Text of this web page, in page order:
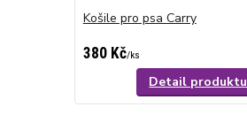
Košile pro psa Carry
380 Kč/ks
Detail produktu